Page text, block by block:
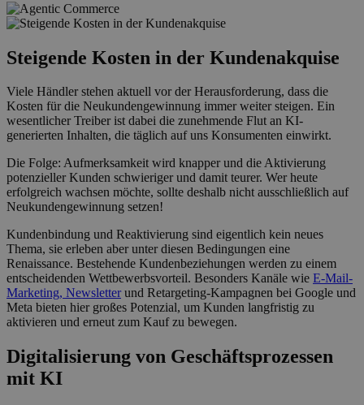
Steigende Kosten in der Kundenakquise
Viele Händler stehen aktuell vor der Herausforderung, dass die
Kosten für die Neukundengewinnung immer weiter steigen. Ein
wesentlicher Treiber ist dabei die zunehmende Flut an KI-
generierten Inhalten, die täglich auf uns Konsumenten einwirkt.
Die Folge: Aufmerksamkeit wird knapper und die Aktivierung
potenzieller Kunden schwieriger und damit teurer. Wer heute
erfolgreich wachsen möchte, sollte deshalb nicht ausschließlich auf
Neukundengewinnung setzen!
Kundenbindung und Reaktivierung sind eigentlich kein neues
Thema, sie erleben aber unter diesen Bedingungen eine
Renaissance. Bestehende Kundenbeziehungen werden zu einem
entscheidenden Wettbewerbsvorteil. Besonders Kanäle wie E-Mail-
Marketing, Newsletterund Retargeting-Kampagnen bei Google und
Meta bieten hier großes Potenzial, um Kunden langfristig zu
aktivieren und erneut zum Kauf zu bewegen.
Digitalisierung von Geschäftsprozessen
mit KI